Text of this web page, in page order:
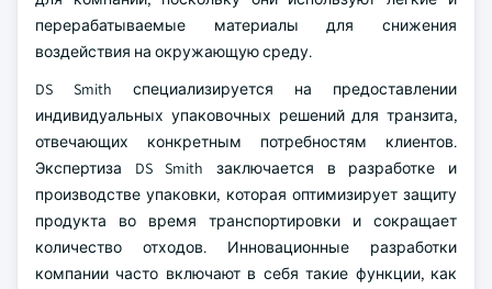
перерабатываемые материалы для снижения
воздействия на окружающую среду.
DS Smith специализируется на предоставлении
индивидуальных упаковочных решений для транзита,
отвечающих конкретным потребностям клиентов.
Экспертиза DS Smith заключается в разработке и
производстве упаковки, которая оптимизирует защиту
продукта во время транспортировки и сокращает
количество отходов. Инновационные разработки
компании часто включают в себя такие функции, как